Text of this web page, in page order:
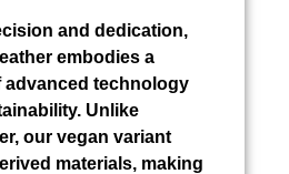
and dedication,
embodies a
advanced technology
Unlike
our vegan variant
materials, making